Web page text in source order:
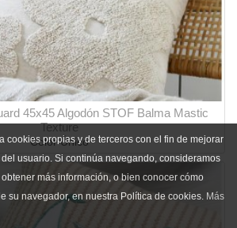
cookies propias y de terceros con el fin de mejorar
del usuario. Si continúa navegando, consideramos
más información, o bien conocer cómo
su navegador, en nuestra Política de cookies. Más
45x45 Algodón STOF Balma Mastic
Texture
Color Único